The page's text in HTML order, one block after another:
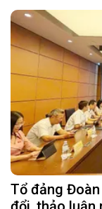
Tổ đảng